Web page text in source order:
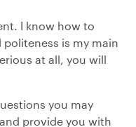
I know how to
is my main
at all, you will
you may
provide you with